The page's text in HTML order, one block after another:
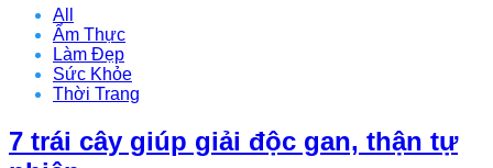
All
Ẩm Thực
Làm Đẹp
Sức Khỏe
Thời Trang
7 trái cây giúp giải độc gan, thận tự